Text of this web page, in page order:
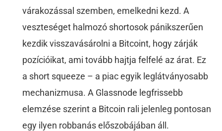
várakozással szemben, emelkedni kezd. A
veszteséget halmozó shortosok pánikszerűen
kezdik visszavásárolni a Bitcoint, hogy zárják
pozícióikat, ami tovább hajtja felfelé az árat. Ez
a short squeeze – a piac egyik leglátványosabb
mechanizmusa. A Glassnode legfrissebb
elemzése szerint a Bitcoin rali jelenleg pontosan
egy ilyen robbanás előszobájában áll.